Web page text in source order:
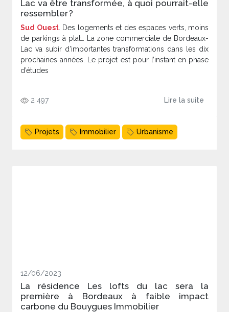
Lac va être transformée, à quoi pourrait-elle
ressembler ?
Sud Ouest. Des logements et des espaces verts, moins
de parkings à plat… La zone commerciale de Bordeaux-
Lac va subir d’importantes transformations dans les dix
prochaines années. Le projet est pour l’instant en phase
d’études
2 497 Lire la suite
Projets Immobilier Urbanisme
12/06/2023
La résidence Les lofts du lac sera la
première à Bordeaux à faible impact
carbone du Bouygues Immobilier